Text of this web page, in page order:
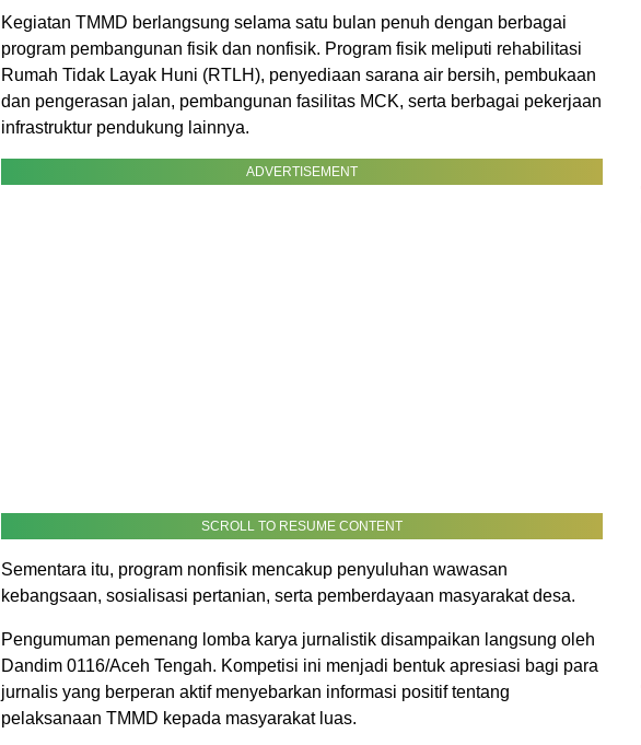
Kegiatan TMMD berlangsung selama satu bulan penuh dengan berbagai
program pembangunan fisik dan nonfisik. Program fisik meliputi rehabilitasi
Rumah Tidak Layak Huni (RTLH), penyediaan sarana air bersih, pembukaan
dan pengerasan jalan, pembangunan fasilitas MCK, serta berbagai pekerjaan
infrastruktur pendukung lainnya.
ADVERTISEMENT
SCROLL TO RESUME CONTENT
Sementara itu, program nonfisik mencakup penyuluhan wawasan
kebangsaan, sosialisasi pertanian, serta pemberdayaan masyarakat desa.
Pengumuman pemenang lomba karya jurnalistik disampaikan langsung oleh
Dandim 0116/Aceh Tengah. Kompetisi ini menjadi bentuk apresiasi bagi para
jurnalis yang berperan aktif menyebarkan informasi positif tentang
pelaksanaan TMMD kepada masyarakat luas.